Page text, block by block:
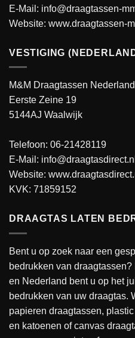
E-Mail: info@draagtassen-
Website: www.draagtassen-
VESTIGING
M&M Draagtassen Nederland
Eerste Zeine 19
5144AJ Waalwijk
Telefoon: 06-21428119
E-Mail: info@draagtasdirect.nl
Website:
KVK: 71859152
DRAAGTAS LATEN
Bent u op zoek naar een
bedrukken van
en Nederland bent u op het
bedrukken van uw draagtas.
papieren draagtassen,
en katoenen of canvas